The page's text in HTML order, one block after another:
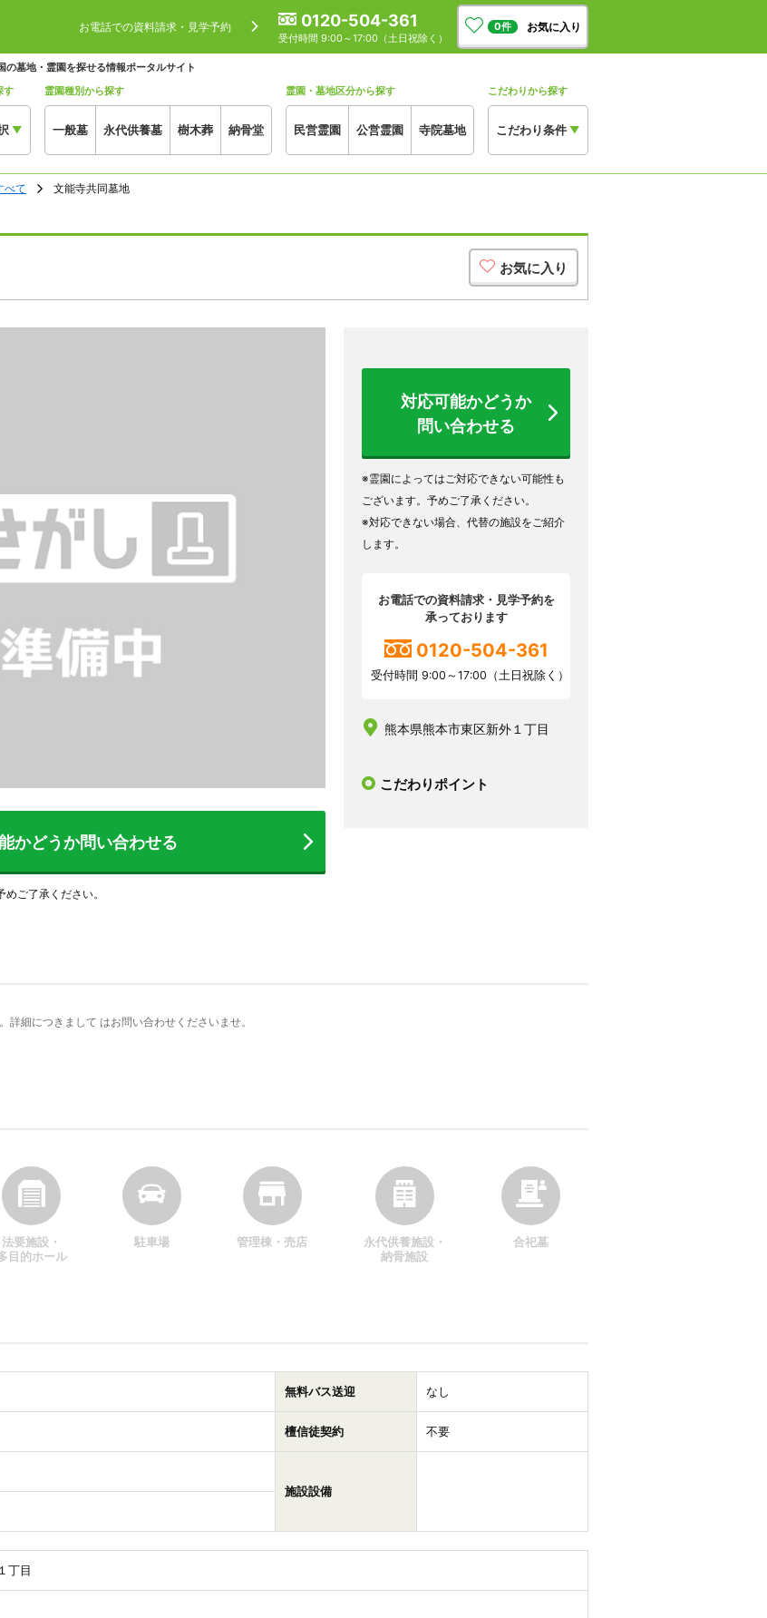
お電話での資料請求・見学予約 0120-504-361
受付時間 9:00～17:00（土日祝除く）
0件 お気に入り
墓地・霊園を探せる情報ポータルサイト
す
▼
霊園種別から探す
一般墓 永代供養墓 樹木葬 納骨堂
霊園・墓地区分から探す
民営霊園 公営霊園 寺院墓地
こだわりから探す
こだわり条件 ▼
べて 文能寺共同墓地
お気に入り
かどうか問い合わせる
ご了承ください。
対応可能かどうか
問い合わせる
※霊園によってはご対応できない可能性も
ございます。予めご了承ください。
※対応できない場合、代替の施設をご紹介
します。
お電話での資料請求・見学予約を
承っております
0120-504-361
受付時間 9:00～17:00（土日祝除く）
熊本県熊本市東区新外１丁目
こだわりポイント
細につきまして はお問い合わせくださいませ。
法要施設・
目的ホール
駐車場 管理棟・売店
永代供養施設・
納骨施設
合祀墓
無料バス送迎 なし
檀信徒契約 不要
施設設備
丁目